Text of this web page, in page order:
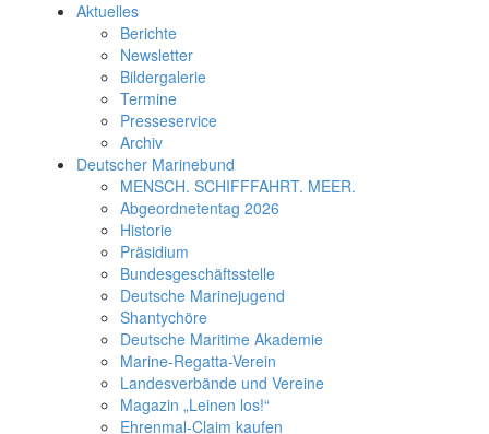
Aktuelles
Berichte
Newsletter
Bildergalerie
Termine
Presseservice
Archiv
Deutscher Marinebund
MENSCH. SCHIFFFAHRT. MEER.
Abgeordnetentag 2026
Historie
Präsidium
Bundesgeschäftsstelle
Deutsche Marinejugend
Shantychöre
Deutsche Maritime Akademie
Marine-Regatta-Verein
Landesverbände und Vereine
Magazin „Leinen los!“
Ehrenmal-Claim kaufen